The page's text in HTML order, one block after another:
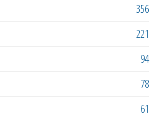
356
221
94
78
61